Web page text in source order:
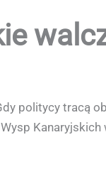
politycy tracą